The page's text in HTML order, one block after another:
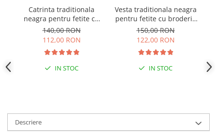
Catrinta traditionala
neagra pentru fetite cu
broderie florala rosie
Sonia 01
140,00 RON
112,00 RON
IN STOC
Vesta traditionala neagra
pentru fetite cu broderie
florala rosie Sonia 01
150,00 RON
122,00 RON
IN STOC
Descriere